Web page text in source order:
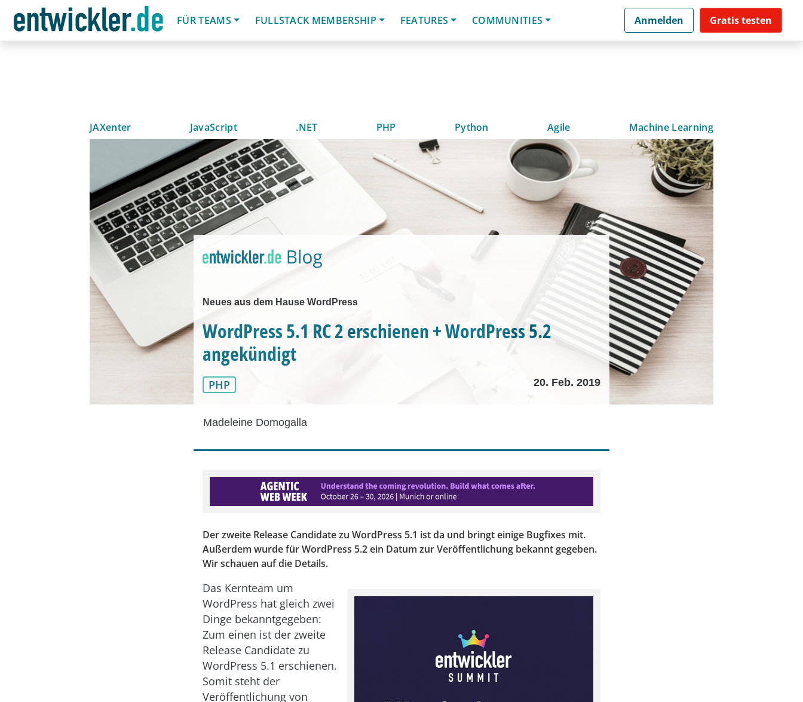
FÜR TEAMS
FULLSTACK MEMBERSHIP FEATURES COMMUNITIES Anmelden Gratis testen
JAXenter JavaScript .NET PHP Python Agile Machine Learning
Neues aus dem Hause WordPress
WordPress 5.1 RC 2 erschienen + WordPress 5.2
angekündigt
PHP 20. Feb. 2019
Madeleine Domogalla
Der zweite Release Candidate zu WordPress 5.1 ist da und bringt einige Bugfixes mit.
Außerdem wurde für WordPress 5.2 ein Datum zur Veröffentlichung bekannt gegeben.
Wir schauen auf die Details.
Das Kernteam um
WordPress hat gleich zwei
Dinge bekanntgegeben:
Zum einen ist der zweite
Release Candidate zu
WordPress 5.1 erschienen.
Somit steht der
Veröffentlichung von